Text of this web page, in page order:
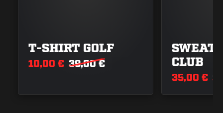
T-SHIRT GOLF
10,00 € 39,00 €
CLUB
35,00 €